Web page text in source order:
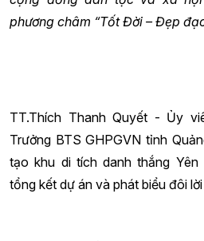
phương châm “Tốt Đời – Đẹp
TT.Thích Thanh Quyết - Ủy
Trưởng BTS GHPGVN tỉnh
tạo khu di tích danh thắng
tổng kết dự án và phát biểu đôi